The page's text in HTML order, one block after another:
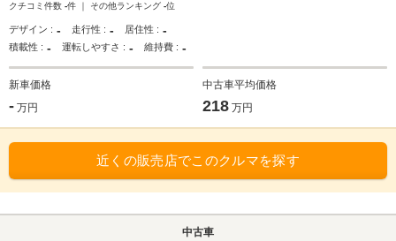
クチコミ件数 -件 ｜ その他ランキング -位
デザイン : - 走行性 : - 居住性 : -
積載性 : - 運転しやすさ : - 維持費 : -
新車価格
- 万円
中古車平均価格
218 万円
近くの販売店でこのクルマを探す
中古車